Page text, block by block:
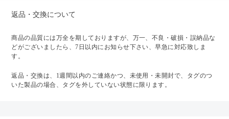
返品・交換について
商品の品質には万全を期しておりますが、万一、不良・破損・誤納品な
どがございましたら、7日以内にお知らせ下さい、早急に対応致しま
す。
返品・交換は、1週間以内のご連絡かつ、未使用・未開封で、タグのつ
いた製品の場合、タグを外していない状態に限ります。